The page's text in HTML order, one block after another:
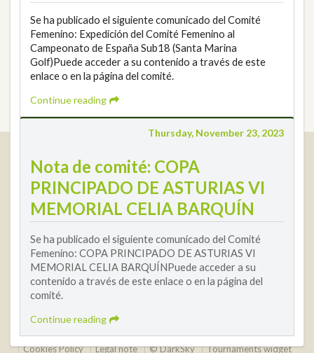
Se ha publicado el siguiente comunicado del Comité
Femenino: Expedición del Comité Femenino al
Campeonato de España Sub18 (Santa Marina
Golf)Puede acceder a su contenido a través de este
enlace o en la página del comité.
Continue reading
Thursday, November 23, 2023
Nota de comité: COPA
PRINCIPADO DE ASTURIAS VI
MEMORIAL CELIA BARQUÍN
Se ha publicado el siguiente comunicado del Comité
Femenino: COPA PRINCIPADO DE ASTURIAS VI
MEMORIAL CELIA BARQUÍNPuede acceder a su
contenido a través de este enlace o en la página del
comité.
Continue reading
Calle Enlace, 9. 29016 Málaga, España
CIF: Q7955035F
+34 952 225 590
Contact
2026 © Real Federación Andaluza de Golf
Privacy Policy
Cookies Policy
Legal note © DarkSky Tournaments widget